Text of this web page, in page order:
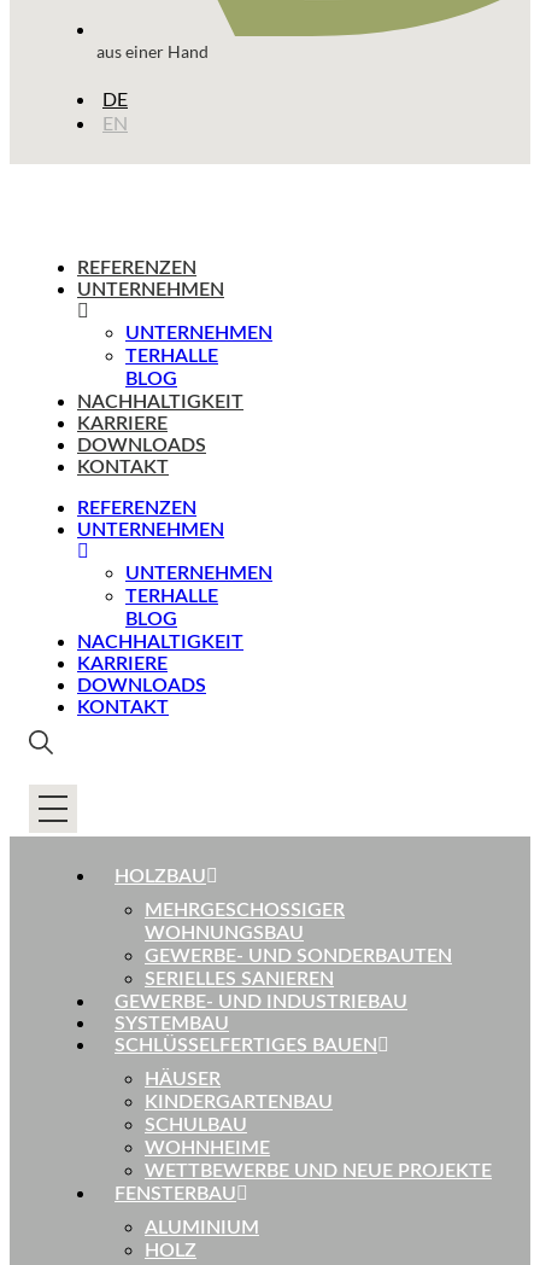
aus einer Hand
DE
EN
REFERENZEN
UNTERNEHMEN
UNTERNEHMEN
TERHALLE
BLOG
NACHHALTIGKEIT
KARRIERE
DOWNLOADS
KONTAKT
REFERENZEN
UNTERNEHMEN
UNTERNEHMEN
TERHALLE
BLOG
NACHHALTIGKEIT
KARRIERE
DOWNLOADS
KONTAKT
HOLZBAU
MEHRGESCHOSSIGER
WOHNUNGSBAU
GEWERBE- UND SONDERBAUTEN
SERIELLES SANIEREN
GEWERBE- UND INDUSTRIEBAU
SYSTEMBAU
SCHLÜSSELFERTIGES BAUEN
HÄUSER
KINDERGARTENBAU
SCHULBAU
WOHNHEIME
WETTBEWERBE UND NEUE PROJEKTE
FENSTERBAU
ALUMINIUM
HOLZ